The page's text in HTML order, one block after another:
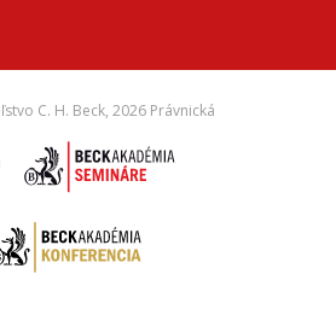
C. H. Beck, 2026 Právnická